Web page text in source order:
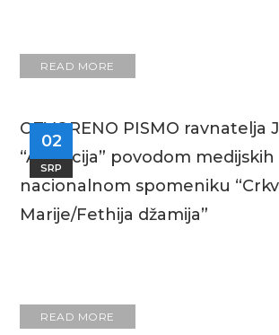
READ MORE
02
SRP
OTVORENO PISMO ravnatelja
“Agencija” povodom
nacionalnom spomeniku
Marije/Fethija džamija”
READ MORE